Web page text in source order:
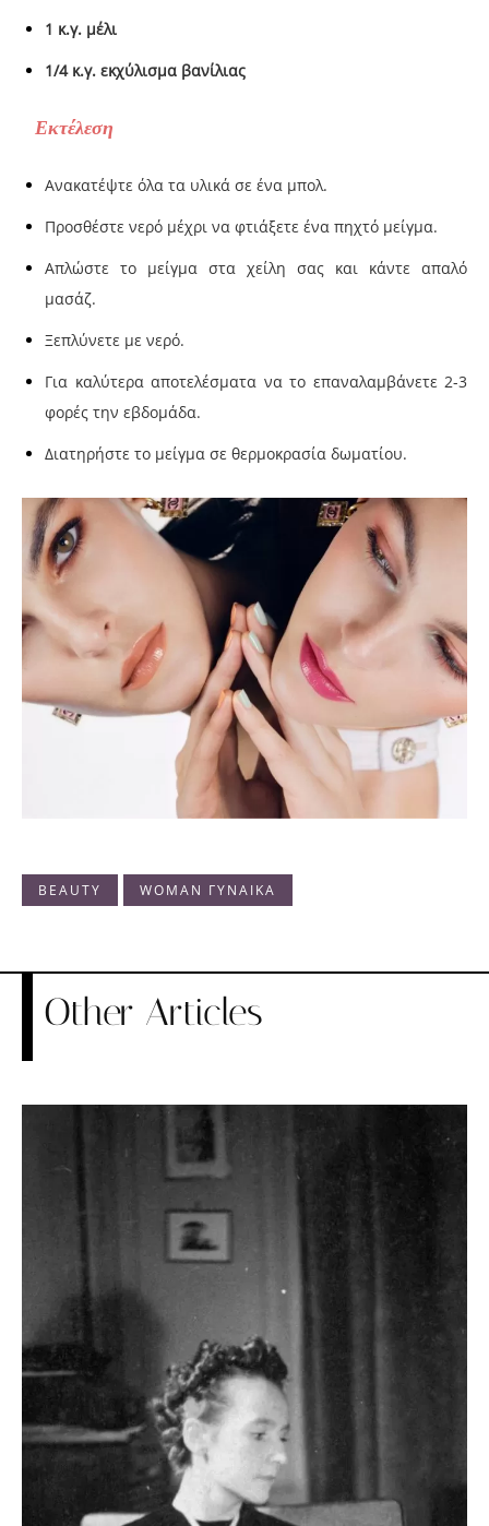
1 κ.γ. μέλι
1/4 κ.γ. εκχύλισμα βανίλιας
Εκτέλεση
Ανακατέψτε όλα τα υλικά σε ένα μπολ.
Προσθέστε νερό μέχρι να φτιάξετε ένα πηχτό μείγμα.
Απλώστε το μείγμα στα χείλη σας και κάντε απαλό
μασάζ.
Ξεπλύνετε με νερό.
Για καλύτερα αποτελέσματα να το επαναλαμβάνετε 2-3
φορές την εβδομάδα.
Διατηρήστε το μείγμα σε θερμοκρασία δωματίου.
BEAUTY WOMAN ΓΥΝΑΙΚΑ
Other Articles